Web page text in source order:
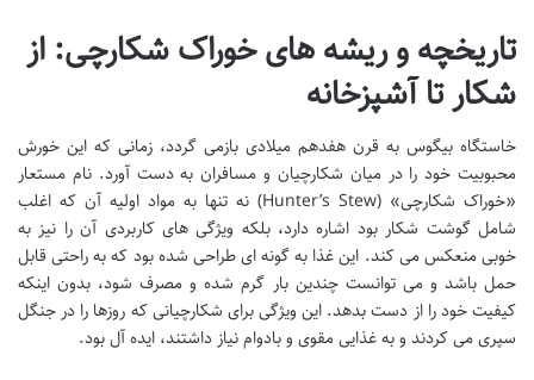
تاریخچه و ریشه های خوراک شکارچی: از
شکار تا آشپزخانه
خاستگاه بیگوس به قرن هفدهم میلادی بازمی گردد، زمانی که این خورش
محبوبیت خود را در میان شکارچیان و مسافران به دست آورد. نام مستعار
«خوراک شکارچی» (Hunter’s Stew) نه تنها به مواد اولیه آن که اغلب
شامل گوشت شکار بود اشاره دارد، بلکه ویژگی های کاربردی آن را نیز به
خوبی منعکس می کند. این غذا به گونه ای طراحی شده بود که به راحتی قابل
حمل باشد و می توانست چندین بار گرم شده و مصرف شود، بدون اینکه
کیفیت خود را از دست بدهد. این ویژگی برای شکارچیانی که روزها را در جنگل
سپری می کردند و به غذایی مقوی و بادوام نیاز داشتند، ایده آل بود.